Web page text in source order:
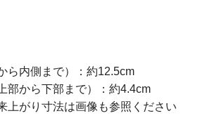
ら内側まで）：約12.5cm
部から下部まで）：約4.4cm
上がり寸法は画像も参照ください